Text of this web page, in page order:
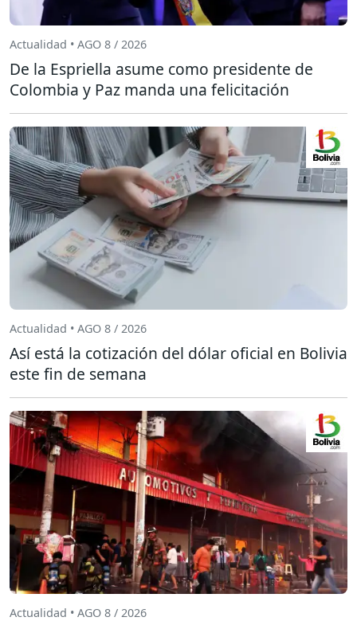
Actualidad • AGO 8 / 2026
De la Espriella asume como presidente de
Colombia y Paz manda una felicitación
Actualidad • AGO 8 / 2026
Así está la cotización del dólar oficial en Bolivia
este fin de semana
Actualidad • AGO 8 / 2026